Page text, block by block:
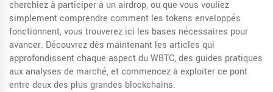
cherchiez à participer à un airdrop, ou que vous vouliez
simplement comprendre comment les tokens enveloppés
fonctionnent, vous trouverez ici les bases nécessaires pour
avancer. Découvrez dès maintenant les articles qui
approfondissent chaque aspect du WBTC, des guides pratiques
aux analyses de marché, et commencez à exploiter ce pont
entre deux des plus grandes blockchains.